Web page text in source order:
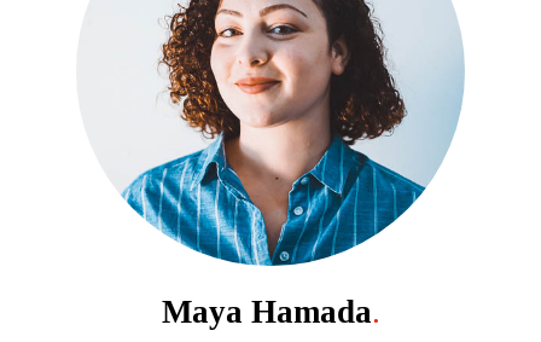
Maya Hamada.